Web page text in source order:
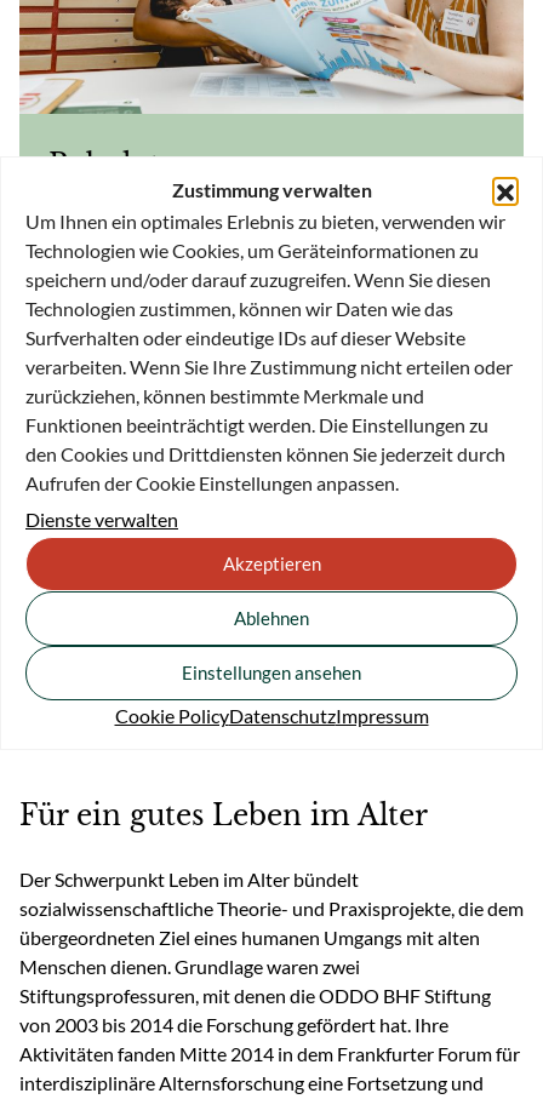
Zustimmung verwalten
Um Ihnen ein optimales Erlebnis zu bieten, verwenden wir
Technologien wie Cookies, um Geräteinformationen zu
speichern und/oder darauf zuzugreifen. Wenn Sie diesen
Technologien zustimmen, können wir Daten wie das
Surfverhalten oder eindeutige IDs auf dieser Website
verarbeiten. Wenn Sie Ihre Zustimmung nicht erteilen oder
zurückziehen, können bestimmte Merkmale und
Funktionen beeinträchtigt werden. Die Einstellungen zu
den Cookies und Drittdiensten können Sie jederzeit durch
Aufrufen der Cookie Einstellungen anpassen.
Dienste verwalten
Akzeptieren
Ablehnen
Einstellungen ansehen
Cookie PolicyDatenschutzImpressum
Babylotse
Die Geburt eines Kindes ist ein einschneidendes
Erlebnis in jeder Familie. Oftmals werfen die neuen
Rollen und Aufgaben für die Eltern viele Fragen auf.
Schon zum frühestmöglichen Zeitpunkt, kurz vor oder
nach der Geburt, so sieht es der neuartige Ansatz des
Projekts „Babylotse“ vor, sind Hilfe und Beratung
gefragt und wirksam. Wenn die jungen Familien
schnell den Weg zu passenden Angeboten und
Unterstützung finden, können zusätzliche
Belastungen frühzeitig vermieden werden.
Abgeschlossene Projekte
Für ein gutes Leben im Alter
Der Schwerpunkt Leben im Alter bündelt
sozialwissenschaftliche Theorie- und Praxisprojekte, die dem
übergeordneten Ziel eines humanen Umgangs mit alten
Menschen dienen. Grundlage waren zwei
Stiftungsprofessuren, mit denen die ODDO BHF Stiftung
von 2003 bis 2014 die Forschung gefördert hat. Ihre
Aktivitäten fanden Mitte 2014 in dem Frankfurter Forum für
interdisziplinäre Alternsforschung eine Fortsetzung und